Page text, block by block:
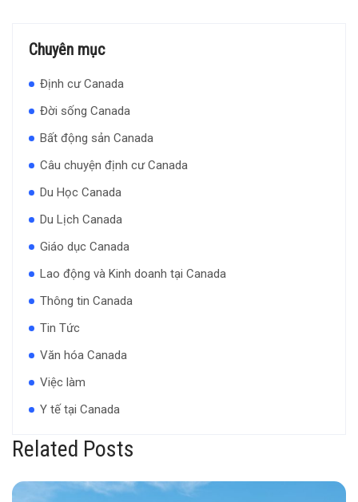
Chuyên mục
Định cư Canada
Đời sống Canada
Bất động sản Canada
Câu chuyện định cư Canada
Du Học Canada
Du Lịch Canada
Giáo dục Canada
Lao động và Kinh doanh tại Canada
Thông tin Canada
Tin Tức
Văn hóa Canada
Việc làm
Y tế tại Canada
Related Posts